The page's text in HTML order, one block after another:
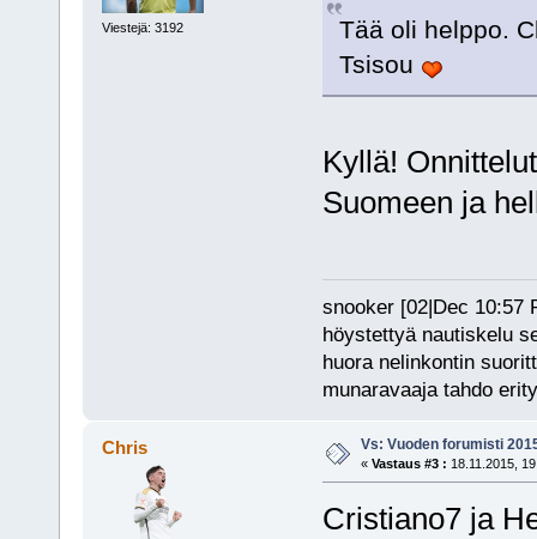
Viestejä: 3192
Tää oli helppo.
Tsisou
Kyllä!
Suomeen ja
snooker [02|Dec 10:57
höystettyä nautiskelu
huora nelinkontin
munaravaaja tahdo
Chris Vs: Vuoden forumisti
« Vastaus #3 : 18.11.2015,
Cristiano7 ja